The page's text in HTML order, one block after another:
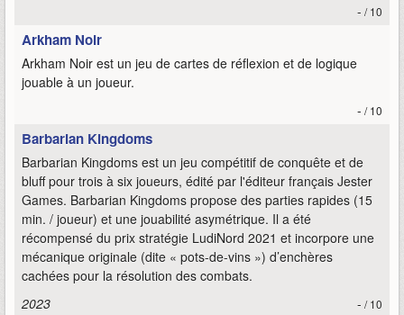
- / 10
Arkham Noir
Arkham Noir est un jeu de cartes de réflexion et de logique
jouable à un joueur.
- / 10
Barbarian Kingdoms
Barbarian Kingdoms est un jeu compétitif de conquête et de
bluff pour trois à six joueurs, édité par l'éditeur français Jester
Games. Barbarian Kingdoms propose des parties rapides (15
min. / joueur) et une jouabilité asymétrique. Il a été
récompensé du prix stratégie LudiNord 2021 et incorpore une
mécanique originale (dite « pots-de-vins ») d’enchères
cachées pour la résolution des combats.
2023
- / 10